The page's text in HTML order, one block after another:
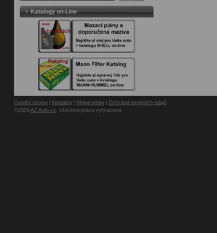
Katalogy on-Line
Úvodní strana | Kontakty | Mapa webu| Ochrana osobních údajů
©2026AZ Auto.cz , všechna práva vyhrazena.